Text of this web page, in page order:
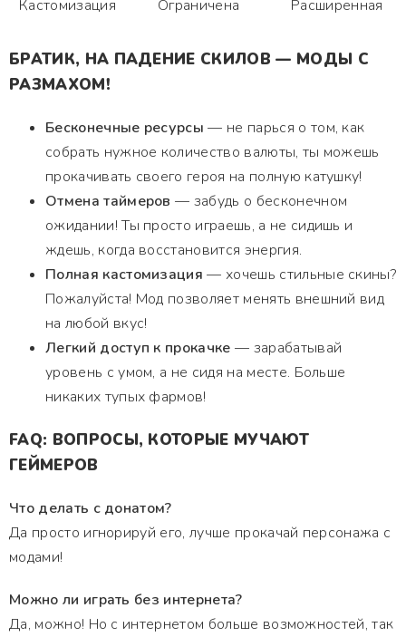
Кастомизация Ограничена Расширенная
БРАТИК, НА ПАДЕНИЕ СКИЛОВ — МОДЫ С
РАЗМАХОМ!
Бесконечные ресурсы — не парься о том, как
собрать нужное количество валюты, ты можешь
прокачивать своего героя на полную катушку!
Отмена таймеров — забудь о бесконечном
ожидании! Ты просто играешь, а не сидишь и
ждешь, когда восстановится энергия.
Полная кастомизация — хочешь стильные скины?
Пожалуйста! Мод позволяет менять внешний вид
на любой вкус!
Легкий доступ к прокачке — зарабатывай
уровень с умом, а не сидя на месте. Больше
никаких тупых фармов!
FAQ: ВОПРОСЫ, КОТОРЫЕ МУЧАЮТ
ГЕЙМЕРОВ
Что делать с донатом?
Да просто игнорируй его, лучше прокачай персонажа с
модами!
Можно ли играть без интернета?
Да, можно! Но с интернетом больше возможностей, так